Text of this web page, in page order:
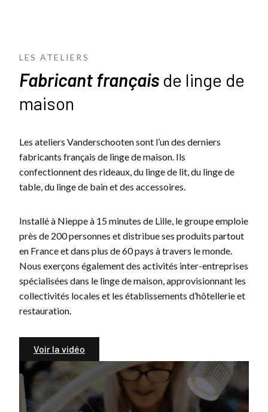
LES ATELIERS
Fabricant français de linge de
maison
Les ateliers Vanderschooten sont l’un des derniers
fabricants français de linge de maison. Ils
confectionnent des rideaux, du linge de lit, du linge de
table, du linge de bain et des accessoires.
Installé à Nieppe à 15 minutes de Lille, le groupe emploie
près de 200 personnes et distribue ses produits partout
en France et dans plus de 60 pays à travers le monde.
Nous exerçons également des activités inter-entreprises
spécialisées dans le linge de maison, approvisionnant les
collectivités locales et les établissements d’hôtellerie et
restauration.
Voir la vidéo